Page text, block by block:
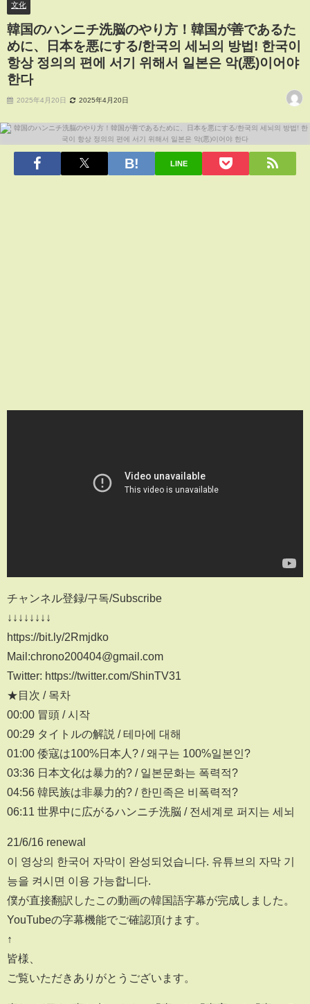
文化
韓国のハンニチ洗脳のやり方！韓国が善であるた
めに、日本を悪にする/한국의 세뇌의 방법! 한국이
항상 정의의 편에 서기 위해서 일본은 악(悪)이어야
한다
2025年4月20日 2025年4月20日
LINE
チャンネル登録/구독/Subscribe
↓↓↓↓↓↓↓↓
https://bit.ly/2Rmjdko
Mail:chrono200404@gmail.com
Twitter: https://twitter.com/ShinTV31
★目次 / 목차
00:00 冒頭 / 시작
00:29 タイトルの解説 / 테마에 대해
01:00 倭寇は100%日本人? / 왜구는 100%일본인?
03:36 日本文化は暴力的? / 일본문화는 폭력적?
04:56 韓民族は非暴力的? / 한민족은 비폭력적?
06:11 世界中に広がるハンニチ洗脳 / 전세계로 퍼지는 세뇌
21/6/16 renewal
이 영상의 한국어 자막이 완성되었습니다. 유튜브의 자막 기
능을 켜시면 이용 가능합니다.
僕が直接翻訳したこの動画の韓国語字幕が完成しました。
YouTubeの字幕機能でご確認頂けます。
↑
皆様、
ご覧いただきありがとうございます。